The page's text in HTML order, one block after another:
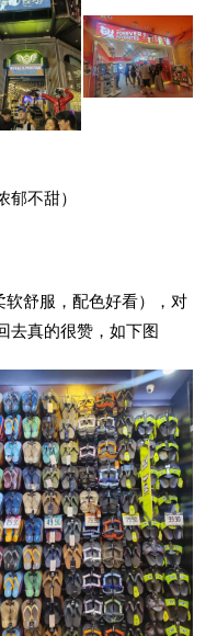
不甜）
软舒服，配色好看），对
去真的很赞，如下图